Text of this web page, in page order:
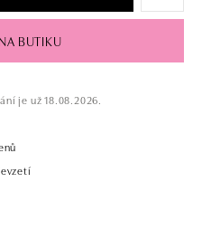
BUTIKU
je už 18.08.2026.